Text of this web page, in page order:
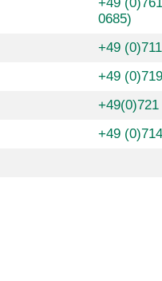
0685)
+49
+49
+49